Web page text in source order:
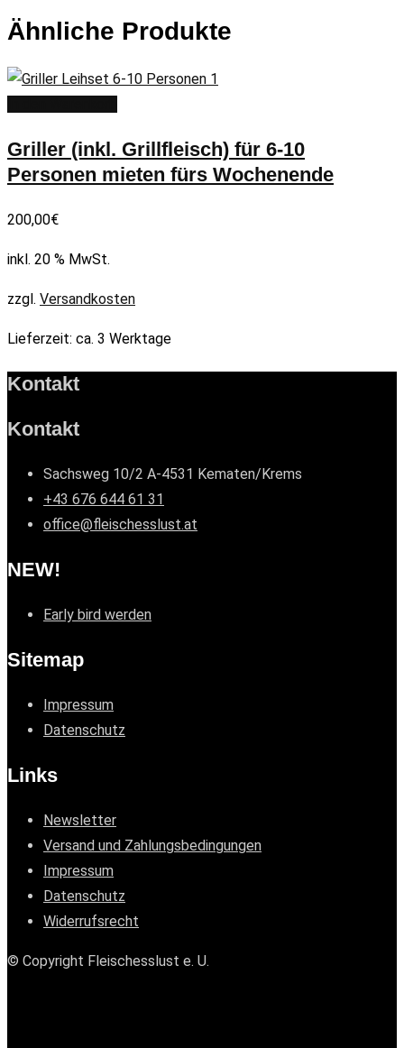
Ähnliche Produkte
Griller (inkl. Grillfleisch) für 6-10
Personen mieten fürs Wochenende
200,00€
inkl. 20 % MwSt.
zzgl. Versandkosten
Lieferzeit: ca. 3 Werktage
Kontakt
Kontakt
Sachsweg 10/2 A-4531 Kematen/Krems
+43 676 644 61 31
office@fleischesslust.at
NEW!
Early bird werden
Sitemap
Impressum
Datenschutz
Links
Newsletter
Versand und Zahlungsbedingungen
Impressum
Datenschutz
Widerrufsrecht
© Copyright Fleischesslust e. U.